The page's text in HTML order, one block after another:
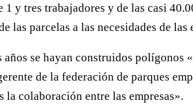
y tres trabajadores y de las casi
las parcelas a las necesidades de
se hayan construidos
de la federación de parques
la colaboración entre las empresas».